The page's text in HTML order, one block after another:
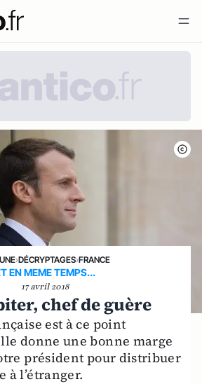
›DÉCRYPTAGES›FRANCE
EN MEME TEMPS...
17 avril 2018
chef de guère
est à ce point
donne une bonne marge
président pour distribuer
à l’étranger.